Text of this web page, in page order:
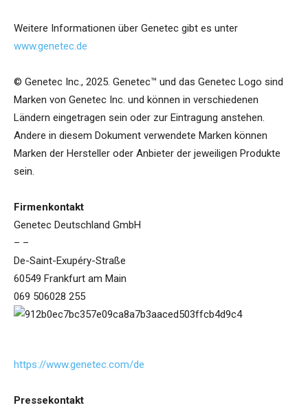
Weitere Informationen über Genetec gibt es unter
www.genetec.de
© Genetec Inc., 2025. Genetec™ und das Genetec Logo sind
Marken von Genetec Inc. und können in verschiedenen
Ländern eingetragen sein oder zur Eintragung anstehen.
Andere in diesem Dokument verwendete Marken können
Marken der Hersteller oder Anbieter der jeweiligen Produkte
sein.
Firmenkontakt
Genetec Deutschland GmbH
– –
De-Saint-Exupéry-Straße
60549 Frankfurt am Main
069 506028 255
https://www.genetec.com/de
Pressekontakt